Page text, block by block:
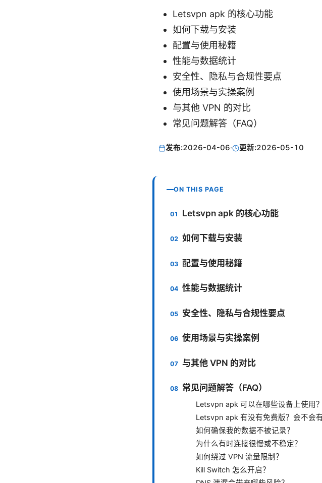
Letsvpn apk 的核心功能
如何下载与安装
配置与使用秘籍
性能与数据统计
安全性、隐私与合规性要点
使用场景与实操案例
与其他 VPN 的对比
常见问题解答（FAQ）
发布:2026-04-06· 更新:2026-05-10
ON THIS PAGE
Letsvpn apk 的核心功能
如何下载与安装
配置与使用秘籍
性能与数据统计
安全性、隐私与合规性要点
使用场景与实操案例
与其他 VPN 的对比
常见问题解答（FAQ）
Letsvpn apk 可以在哪些设备上使用？
Letsvpn apk 有没有免费版？会不会
如何确保我的数据不被记录？
为什么有时连接很慢或不稳定？
如何绕过 VPN 流量限制？
Kill Switch 怎么开启？